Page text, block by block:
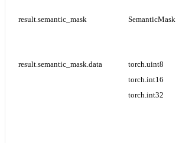
result.semantic_mask SemanticMask
result.semantic_mask.data
torch.uint8
torch.int16
torch.int32